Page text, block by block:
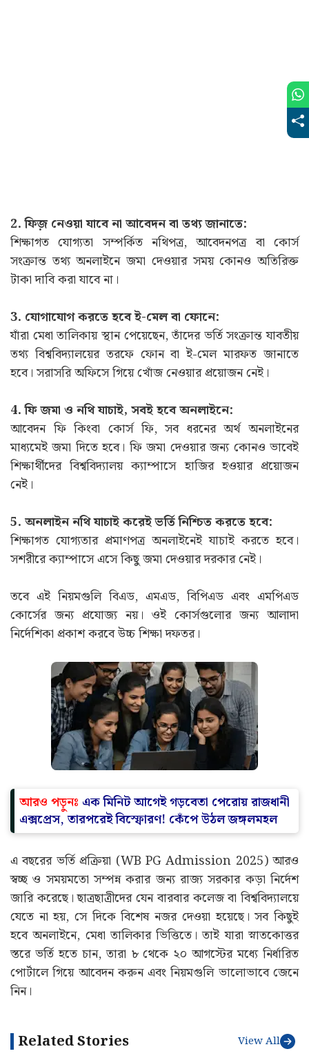
2. ফিজ় নেওয়া যাবে না আবেদন বা তথ্য জানাতে:
শিক্ষাগত যোগ্যতা সম্পর্কিত নথিপত্র, আবেদনপত্র বা কোর্স
সংক্রান্ত তথ্য অনলাইনে জমা দেওয়ার সময় কোনও অতিরিক্ত
টাকা দাবি করা যাবে না।
3. যোগাযোগ করতে হবে ই-মেল বা ফোনে:
যাঁরা মেধা তালিকায় স্থান পেয়েছেন, তাঁদের ভর্তি সংক্রান্ত যাবতীয়
তথ্য বিশ্ববিদ্যালয়ের তরফে ফোন বা ই-মেল মারফত জানাতে
হবে। সরাসরি অফিসে গিয়ে খোঁজ নেওয়ার প্রয়োজন নেই।
4. ফি জমা ও নথি যাচাই, সবই হবে অনলাইনে:
আবেদন ফি কিংবা কোর্স ফি, সব ধরনের অর্থ অনলাইনের
মাধ্যমেই জমা দিতে হবে। ফি জমা দেওয়ার জন্য কোনও ভাবেই
শিক্ষার্থীদের বিশ্ববিদ্যালয় ক্যাম্পাসে হাজির হওয়ার প্রয়োজন
নেই।
5. অনলাইন নথি যাচাই করেই ভর্তি নিশ্চিত করতে হবে:
শিক্ষাগত যোগ্যতার প্রমাণপত্র অনলাইনেই যাচাই করতে হবে।
সশরীরে ক্যাম্পাসে এসে কিছু জমা দেওয়ার দরকার নেই।
তবে এই নিয়মগুলি বিএড, এমএড, বিপিএড এবং এমপিএড
কোর্সের জন্য প্রযোজ্য নয়। ওই কোর্সগুলোর জন্য আলাদা
নির্দেশিকা প্রকাশ করবে উচ্চ শিক্ষা দফতর।
আরও পড়ুনঃ এক মিনিট আগেই গড়বেতা পেরোয় রাজধানী
এক্সপ্রেস, তারপরেই বিস্ফোরণ! কেঁপে উঠল জঙ্গলমহল
এ বছরের ভর্তি প্রক্রিয়া (WB PG Admission 2025) আরও
স্বচ্ছ ও সময়মতো সম্পন্ন করার জন্য রাজ্য সরকার কড়া নির্দেশ
জারি করেছে। ছাত্রছাত্রীদের যেন বারবার কলেজ বা বিশ্ববিদ্যালয়ে
যেতে না হয়, সে দিকে বিশেষ নজর দেওয়া হয়েছে। সব কিছুই
হবে অনলাইনে, মেধা তালিকার ভিত্তিতে। তাই যারা স্নাতকোত্তর
স্তরে ভর্তি হতে চান, তারা ৮ থেকে ২০ আগস্টের মধ্যে নির্ধারিত
পোর্টালে গিয়ে আবেদন করুন এবং নিয়মগুলি ভালোভাবে জেনে
নিন।
Related Stories View All